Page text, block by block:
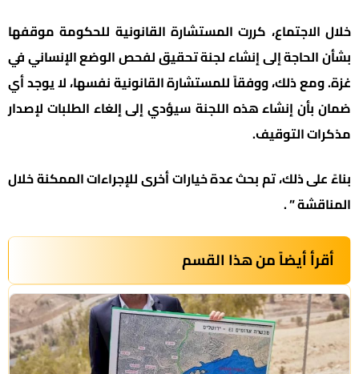
خلال الاجتماع، كررت المستشارة القانونية للحكومة موقفها
بشأن الحاجة إلى إنشاء لجنة تحقيق لفحص الوضع الإنساني في
غزة. ومع ذلك، ووفقاً للمستشارة القانونية نفسها، لا يوجد أي
ضمان بأن إنشاء هذه اللجنة سيؤدي إلى إلغاء الطلبات لإصدار
مذكرات التوقيف.
بناءً على ذلك، تم بحث عدة خيارات أخرى للإجراءات الممكنة خلال
المناقشة ” .
أقرأ أيضاً من هذا القسم